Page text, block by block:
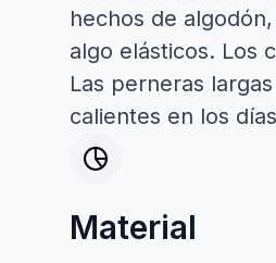
hechos de
algo elásticos. Los
Las perneras
calientes en los
Material